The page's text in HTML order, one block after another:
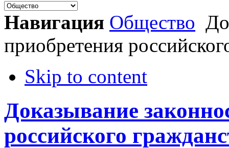
Навигация Общество
приобретения
Skip to content
Доказывание
российского